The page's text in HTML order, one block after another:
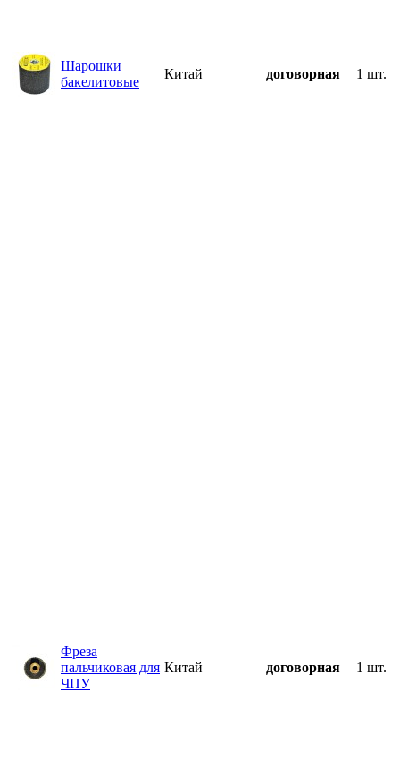
Шарошки
бакелитовые
Китай договорная 1 шт.
Фреза
пальчиковая для
ЧПУ
Китай договорная 1 шт.